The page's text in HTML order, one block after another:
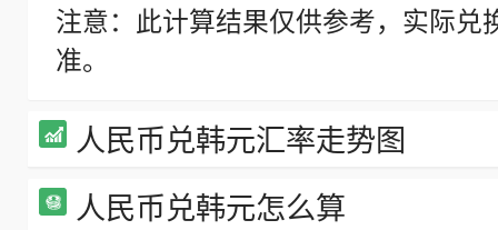
注意：此计算结果仅供参考，实际
准。
人民币兑韩元汇率走势图
人民币兑韩元怎么算